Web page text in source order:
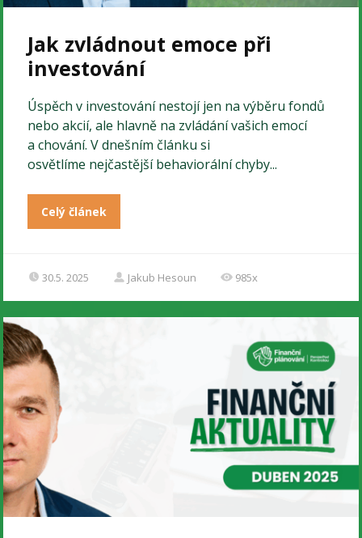
Jak zvládnout emoce při
investování
Úspěch v investování nestojí jen na výběru fondů
nebo akcií, ale hlavně na zvládání vašich emocí
a chování. V dnešním článku si
osvětlíme nejčastější behaviorální chyby...
Celý článek
30.5. 2025 Jakub Hesoun 985x